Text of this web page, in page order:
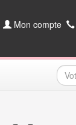
Mon compte